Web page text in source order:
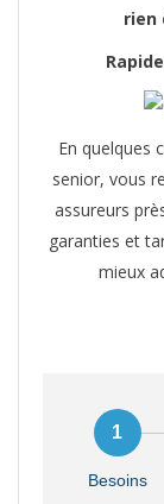
rien
En quelques
senior, vous
assureurs
garanties et
mieux